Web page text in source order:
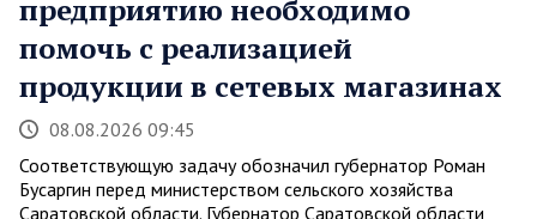
предприятию необходимо
помочь с реализацией
продукции в сетевых магазинах
08.08.2026 09:45
Соответствующую задачу обозначил губернатор Роман
Бусаргин перед министерством сельского хозяйства
Саратовской области. Губернатор Саратовской области